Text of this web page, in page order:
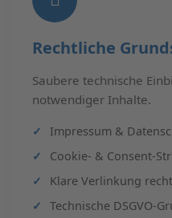
Rechtliche
Saubere technische
notwendiger Inhalte.
Impressum &
Cookie- & Consent-
Klare Verlinkung
Technische DSGVO-